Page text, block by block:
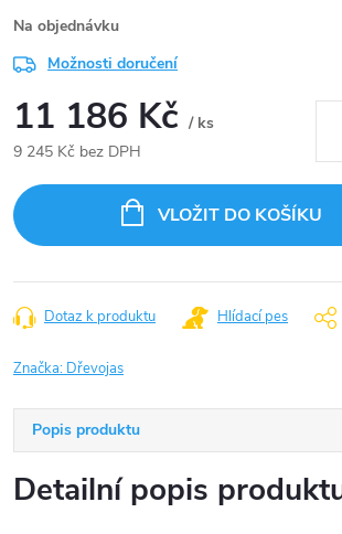
Na objednávku
Možnosti doručení
11 186 Kč / ks
9 245 Kč bez DPH
cena:
VLOŽIT DO KOŠÍKU
Dotaz k produktu Hlídací pes
Značka: Dřevojas
Popis produktu
Detailní popis